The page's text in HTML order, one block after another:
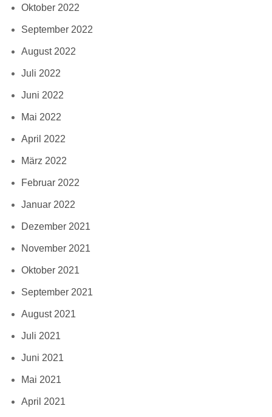
Oktober 2022
September 2022
August 2022
Juli 2022
Juni 2022
Mai 2022
April 2022
März 2022
Februar 2022
Januar 2022
Dezember 2021
November 2021
Oktober 2021
September 2021
August 2021
Juli 2021
Juni 2021
Mai 2021
April 2021